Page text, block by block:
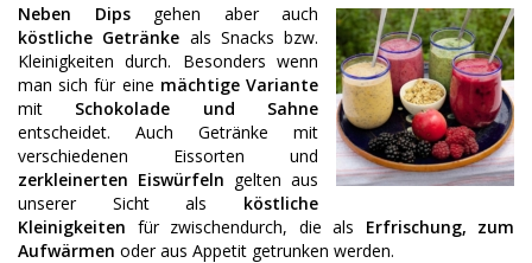
Neben Dipsgehen aber auch
köstliche Getränke als Snacks bzw.
Kleinigkeiten durch. Besonders wenn
man sich für eine mächtige Variante
mit Schokolade und Sahne
entscheidet. Auch Getränke mit
verschiedenen Eissorten und
zerkleinerten Eiswürfeln gelten aus
unserer Sicht als köstliche
Kleinigkeiten für zwischendurch, die als Erfrischung, zum
Aufwärmen oder aus Appetit getrunken werden.